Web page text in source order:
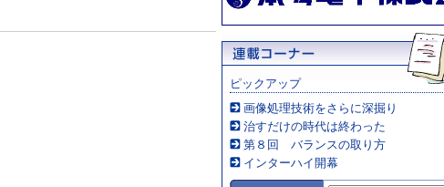
ピックアップ
画像処理技術をさらに深掘り
治すだけの時代は終わった
第８回 バランスの取り方
インターハイ開幕